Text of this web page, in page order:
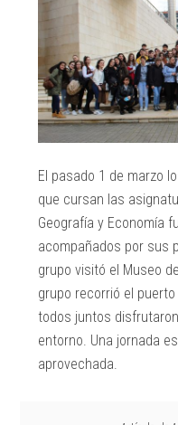
El pasado 1 de marzo
que cursan las
Geografía y Economía
acompañados por sus
grupo visitó el Museo
grupo recorrió el
todos juntos
entorno. Una jornada
aprovechada.